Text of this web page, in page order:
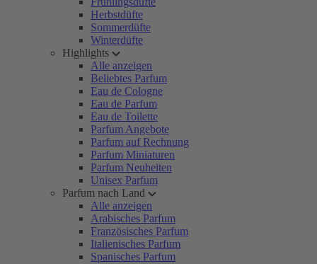
Herbstdüfte
Sommerdüfte
Winterdüfte
Highlights
Alle anzeigen
Beliebtes Parfum
Eau de Cologne
Eau de Parfum
Eau de Toilette
Parfum Angebote
Parfum auf Rechnung
Parfum Miniaturen
Parfum Neuheiten
Unisex Parfum
Parfum nach Land
Alle anzeigen
Arabisches Parfum
Französisches Parfum
Italienisches Parfum
Spanisches Parfum